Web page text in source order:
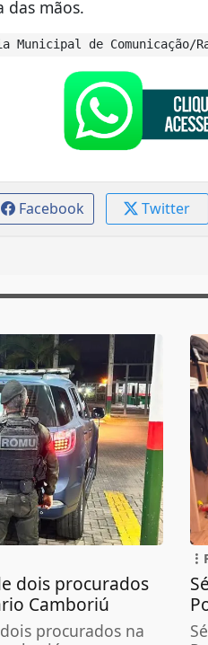
das mãos.
Municipal de Comunicação/
Facebook Twitter
dois procurados
Camboriú
procurados na